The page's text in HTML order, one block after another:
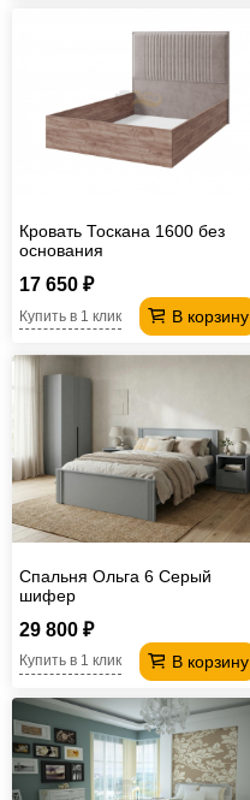
Кровать Тоскана 1600 без
основания
17 650 ₽
В корзину
Купить в 1 клик
Спальня Ольга 6 Серый
шифер
29 800 ₽
В корзину
Купить в 1 клик